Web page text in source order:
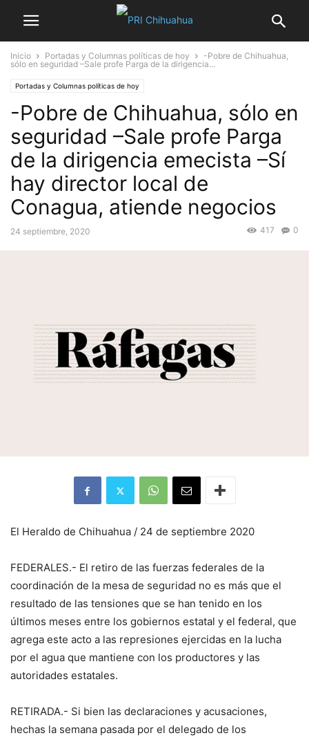
Inicio Portadas y Columnas políticas de hoy
-Pobre de Chihuahua,
sólo en seguridad –Sale profe Parga de la dirigencia...
Portadas y Columnas políticas de hoy
-Pobre de Chihuahua, sólo en
seguridad –Sale profe Parga
de la dirigencia emecista –Sí
hay director local de
Conagua, atiende negocios
24 septiembre, 2020 0
417
El Heraldo de Chihuahua / 24 de septiembre 2020
FEDERALES.- El retiro de las fuerzas federales de la
coordinación de la mesa de seguridad no es más que el
resultado de las tensiones que se han tenido en los
últimos meses entre los gobiernos estatal y el federal, que
agrega este acto a las represiones ejercidas en la lucha
por el agua que mantiene con los productores y las
autoridades estatales.
RETIRADA.- Si bien las declaraciones y acusaciones,
hechas la semana pasada por el delegado de los